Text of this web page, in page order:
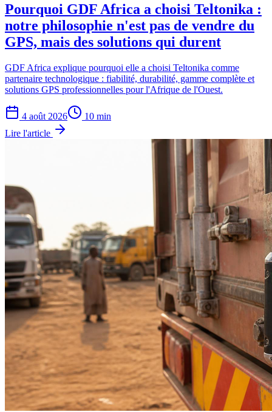
Pourquoi GDF Africa a choisi Teltonika :
notre philosophie n'est pas de vendre du
GPS, mais des solutions qui durent
GDF Africa explique pourquoi elle a choisi Teltonika comme
partenaire technologique : fiabilité, durabilité, gamme complète et
solutions GPS professionnelles pour l'Afrique de l'Ouest.
4 août 2026 10 min
Lire l'article